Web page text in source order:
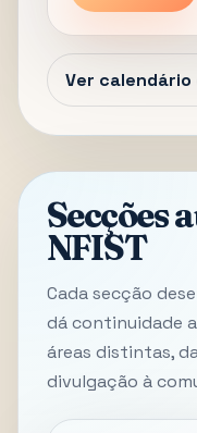
Ver calendário
Secções
NFIST
Cada secção
dá continuidade
áreas distintas,
divulgação à